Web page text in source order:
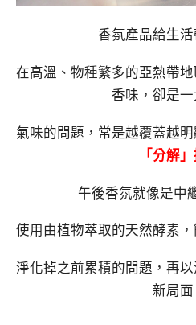
香氛產品給生活
在高溫、物種繁多的亞熱帶
香味，卻是一
氣味的問題，常是越覆蓋越明
「分解
午後香氛就像是中
使用由植物萃取的天然酵素
淨化掉之前累積的問題，再
新局面